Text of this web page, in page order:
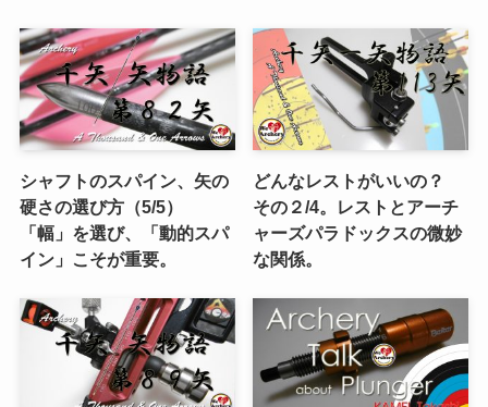
シャフトのスパイン、矢の
硬さの選び方（5/5）
「幅」を選び、「動的スパ
イン」こそが重要。
どんなレストがいいの？
その２/4。レストとアーチ
ャーズパラドックスの微妙
な関係。